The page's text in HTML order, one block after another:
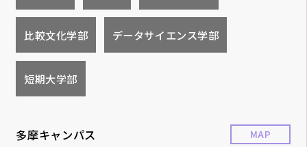
比較文化学部 データサイエンス学部
短期大学部
多摩キャンパス MAP